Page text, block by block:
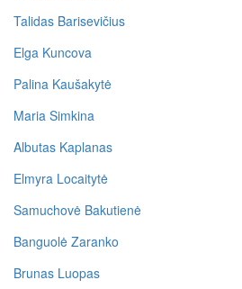
Talidas Barisevičius
Elga Kuncova
Palina Kaušakytė
Maria Simkina
Albutas Kaplanas
Elmyra Locaitytė
Samuchovė Bakutienė
Banguolė Zaranko
Brunas Luopas